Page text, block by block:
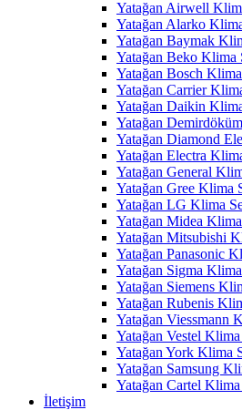
Yatağan Airwell
Yatağan Alarko
Yatağan Baymak
Yatağan Beko Klima
Yatağan Bosch
Yatağan Carrier
Yatağan Daikin
Yatağan
Yatağan Diamond
Yatağan Electra
Yatağan General
Yatağan Gree Klima
Yatağan LG Klima
Yatağan Midea
Yatağan Mitsubishi
Yatağan Panasonic
Yatağan Sigma
Yatağan Siemens
Yatağan Rubenis
Yatağan Viessmann
Yatağan Vestel
Yatağan York Klima
Yatağan Samsung
Yatağan Cartel
İletişim